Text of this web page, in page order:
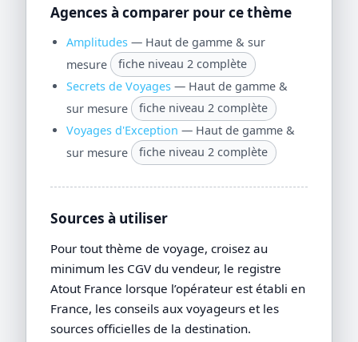
Agences à comparer pour ce thème
Amplitudes— Haut de gamme & sur
mesure
fiche niveau 2 complète
Secrets de Voyages— Haut de gamme &
sur mesure
fiche niveau 2 complète
Voyages d'Exception — Haut de gamme &
sur mesure
fiche niveau 2 complète
Sources à utiliser
Pour tout thème de voyage, croisez au
minimum les CGV du vendeur, le registre
Atout France lorsque l’opérateur est établi en
France, les conseils aux voyageurs et les
sources officielles de la destination.